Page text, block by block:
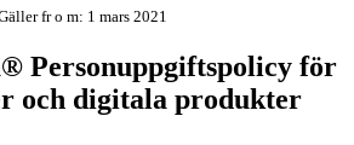
fr o m: 1 mars 2021
Personuppgiftspolicy för
och digitala produkter